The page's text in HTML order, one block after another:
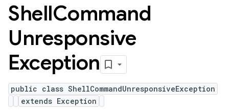
ShellCommand
Unresponsive
Exception
public class ShellCommandUnresponsiveException
extends Exception